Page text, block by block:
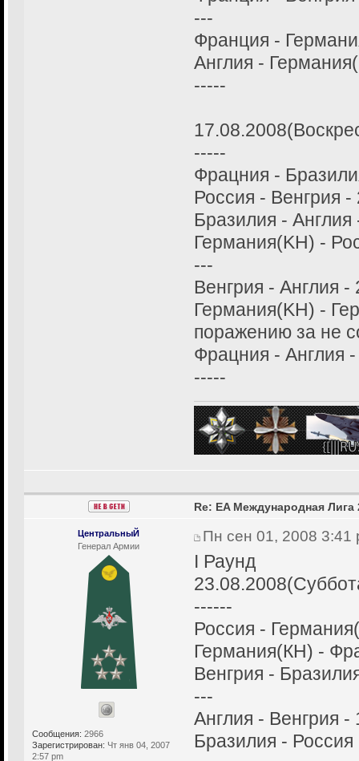
---
Франция -
Англия -
-----
-----
Фрацния -
Россия - Венгрия -
Бразилия - Англия
Германия(KH) -
---
Венгрия - Англия -
Германия(KH) -
поражению за не
Фрацния - Англия
-----
ЦентральныЙ
Генерал Армии
Сообщения: 2966
Зарегистрирован: Чт янв 04, 2007
2:57 pm
Re: EA Международная Лига
Пн сен 01, 2008 3:41
I Раунд
------
Россия -
Германия(КH) -
Венгрия -
---
Англия - Венгрия -
Бразилия - Россия